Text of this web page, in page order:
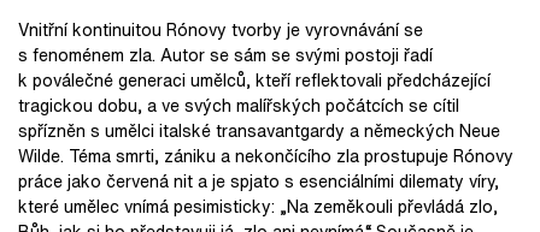
Vnitřní kontinuitou Rónovy tvorby je vyrovnávání se
s fenoménem zla. Autor se sám se svými postoji řadí
k poválečné generaci umělců, kteří reflektovali předcházející
tragickou dobu, a ve svých malířských počátcích se cítil
spřízněn s umělci italské transavantgardy a německých Neue
Wilde. Téma smrti, zániku a nekončícího zla prostupuje Rónovy
práce jako červená nit a je spjato s esenciálními dilematy víry,
které umělec vnímá pesimisticky: „Na zeměkouli převládá zlo,